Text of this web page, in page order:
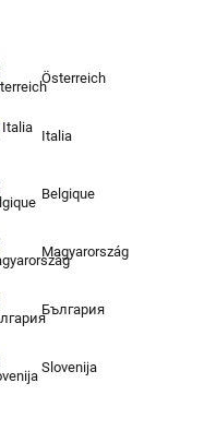
Österreich
Italia
Belgique
Magyarország
България
Slovenija